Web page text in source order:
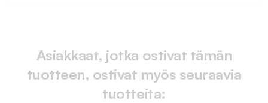
Asiakkaat, jotka ostivat tämän
tuotteen, ostivat myös seuraavia
tuotteita: